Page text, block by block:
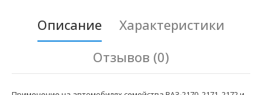
Описание
Характеристики
Отзывов (0)